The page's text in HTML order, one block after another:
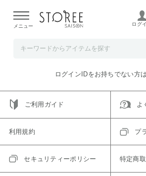
よる配送遅延が発生しております。
メニュー ログ
ご指定のアイテムは取り扱い終了、ま
トップへ戻る
ログインIDをお持ちでない方
ご利用ガイド よ
利用規約 プ
セキュリティーポリシー 特定商